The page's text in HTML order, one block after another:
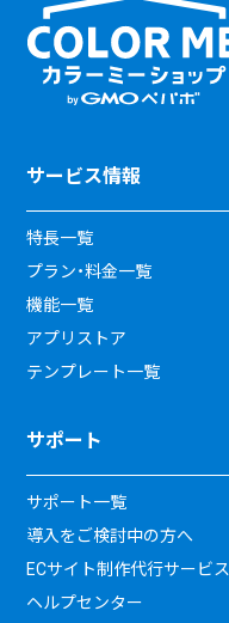
サービス情報
特長一覧
プラン・料金一覧
機能一覧
アプリストア
テンプレート一覧
サポート
サポート一覧
導入をご検討中の方へ
ECサイト制作代行サービス
ヘルプセンター